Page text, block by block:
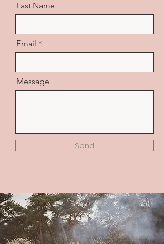
Last Name
Email
Message
Send